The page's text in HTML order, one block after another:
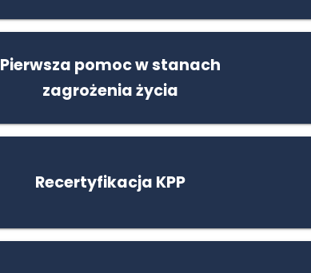
Pierwsza pomoc w stanach
zagrożenia życia
Recertyfikacja KPP